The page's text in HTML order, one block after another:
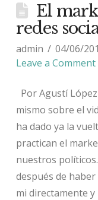
El
redes
admin 04/06/
Leave a Comment
Por Agustí
mismo sobre el
ha dado ya la
practican el
nuestros
después de
mi directamente